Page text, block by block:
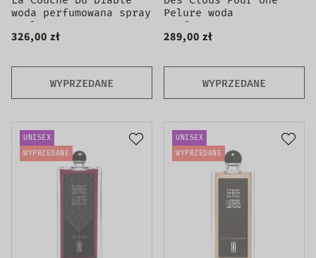
WYPRZEDANE
woda perfumowana spray
50ml
326,00 zł
WYPRZEDANE
Pelure woda
perfumowana spray
100ml
289,00 zł
UNISEX
WYPRZEDANE
UNISEX
WYPRZEDANE